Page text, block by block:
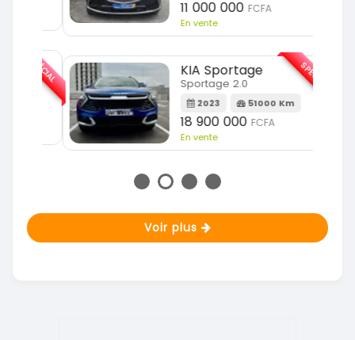
11 000 000FCFA
En vente
KIA Sportage
Sportage 2.0
2023 51000 Km
18 900 000FCFA
En vente
SPÉCIAL
Voir plus